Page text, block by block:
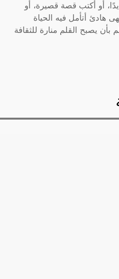
أو أكتب قصة قصيرة، أو
هادئ أتأمل فيه الحياة
يصبح القلم منارة للثقافة